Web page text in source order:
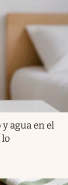
agua en el